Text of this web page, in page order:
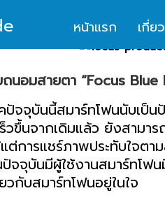
หน้าแรก เกี่ย
นอมสายตา “Focus
จุบันนี้สมาร์ทโฟนนับเป็นปั
วขึ้นจากเดิมแล้ว ยังสามา
ต่การแชร์ภาพประทับใจต
ปัจจุบันมีผู้ใช้งานสมาร์ทโ
กับสมาร์ทโฟนอยู่ในใจ